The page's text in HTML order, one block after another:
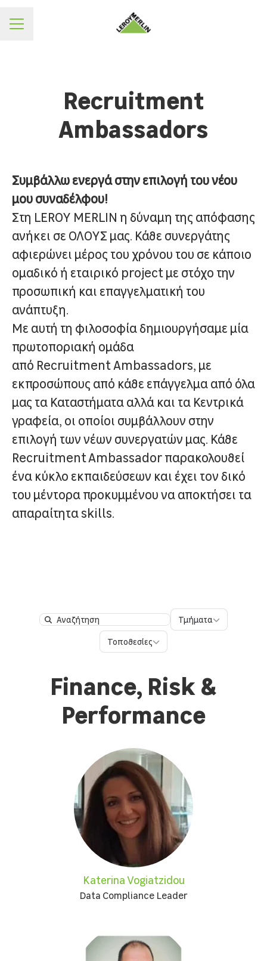
ΜΕΝΟΥ
Recruitment
Ambassadors
Συμβάλλω ενεργά στην επιλογή του νέου
μου συναδέλφου!
Στη LEROY MERLIN η δύναμη της απόφασης
ανήκει σε ΟΛΟΥΣ μας. Κάθε συνεργάτης
αφιερώνει μέρος του χρόνου του σε κάποιο
ομαδικό ή εταιρικό project με στόχο την
προσωπική και επαγγελματική του
ανάπτυξη.
Με αυτή τη φιλοσοφία δημιουργήσαμε μία
πρωτοποριακή ομάδα
από Recruitment Ambassadors, με
εκπροσώπους από κάθε επάγγελμα από όλα
μας τα Καταστήματα αλλά και τα Κεντρικά
γραφεία, οι οποίοι συμβάλλουν στην
επιλογή των νέων συνεργατών μας. Κάθε
Recruitment Ambassador παρακολουθεί
ένα κύκλο εκπαιδεύσεων και έχει τον δικό
του μέντορα προκυμμένου να αποκτήσει τα
απαραίτητα skills.
Search
Τμήματα
Τμήματα
Τοποθεσίες
Τοποθεσίες
Finance, Risk &
Performance
Katerina Vogiatzidou
Data Compliance Leader